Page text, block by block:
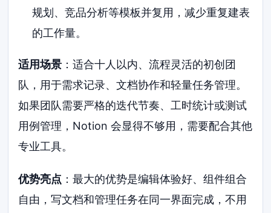
规划、竞品分析等模板并复用，减少重复建表
的工作量。
适用场景 ：适合十人以内、流程灵活的初创团
队，用于需求记录、文档协作和轻量任务管理。
如果团队需要严格的迭代节奏、工时统计或测试
用例管理，Notion 会显得不够用，需要配合其他
专业工具。
优势亮点 ：最大的优势是编辑体验好、组件组合
自由，写文档和管理任务在同一界面完成，不用